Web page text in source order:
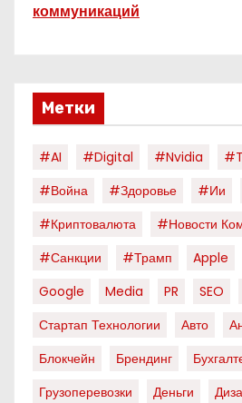
коммуникаций
Метки
#AI #digital #nvidia
#война
#здоровье #ии
#криптовалюта
#новости
#санкции
#трамп Apple
Google
Media PR SEO
Стартап Технологии
Авто
Блокчейн
Брендинг
Грузоперевозки
Деньги